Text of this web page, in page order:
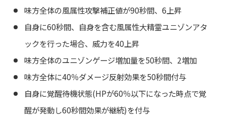
味方全体の風属性攻撃補正値が90秒間、6上昇
自身に60秒間、自身を含む風属性大精霊ユニゾンアタ
ックを行った場合、威力を40上昇
味方全体のユニゾンゲージ増加量を50秒間、2増加
味方全体に40％ダメージ反射効果を50秒間付与
自身に覚醒待機状態(HPが60％以下になった時点で覚
醒が発動し60秒間効果が継続)を付与